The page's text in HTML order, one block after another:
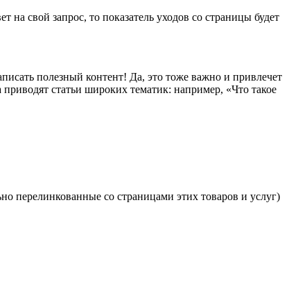
на свой запрос, то показатель уходов со страницы будет
полезный контент! Да, это тоже важно и привлечет
статьи широких тематик: например, «Что такое
перелинкованные со страницами этих товаров и услуг)